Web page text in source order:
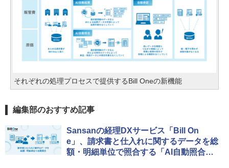
それぞれの処理プロセスで提供するBill Oneの新機能
編集部のおすすめ記事
Sansanの経理DXサービス「Bill On
e」、請求書と仕入れに関するデータを総
額・明細単位で照合する「AI自動照合」